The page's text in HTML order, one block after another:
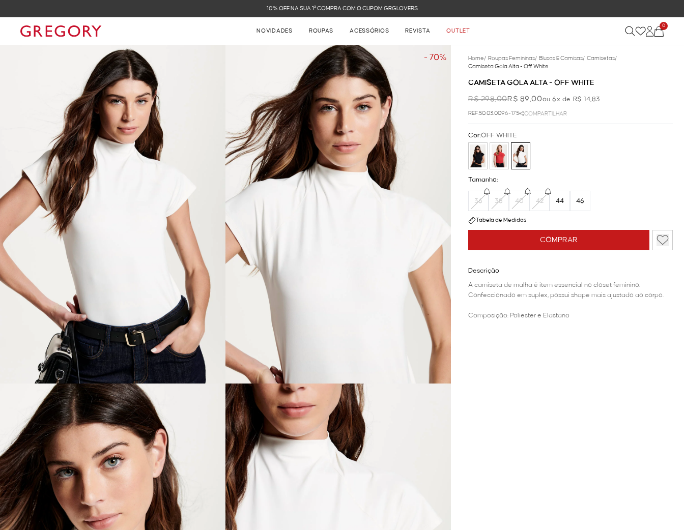
FRETE GRÁTIS NAS COMPRAS ACIMA DE R$ 899
NOVIDADES ROUPAS ACESSÓRIOS REVISTA OUTLET
0
- 70% Home/ Roupas Femininas/ Blusas E Camisas/ Camisetas/
Camiseta Gola Alta - Off White
CAMISETA GOLA ALTA - OFF WHITE
R$ 298,00R$ 89,00ou 6x de R$ 14,83
REF.50.03.0096-175 COMPARTILHAR
COMPRAR
Cor:OFF WHITE
Tamanho:
36 38 40 42 44 46
Tabela de Medidas
Descrição
A camiseta de malha é item essencial no closet feminino.
Confeccionado em suplex, possui shape mais ajustado ao corpo.
Composição: Poliester e Elastano